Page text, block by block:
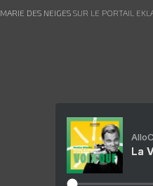
MARIE DES NEIGESSUR LE PORTAIL
La